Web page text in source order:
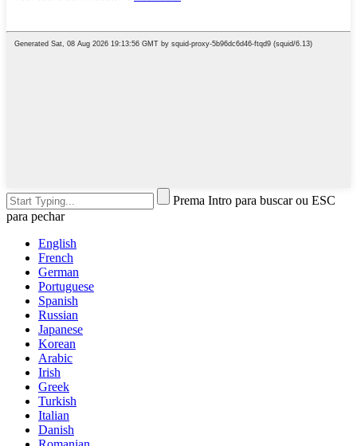
Prema Intro para buscar ou ESC
para pechar
English
French
German
Portuguese
Spanish
Russian
Japanese
Korean
Arabic
Irish
Greek
Turkish
Italian
Danish